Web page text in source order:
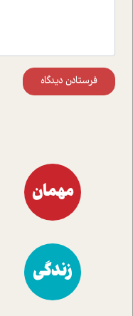
فرستادن دیدگاه
مهمان
زندگی